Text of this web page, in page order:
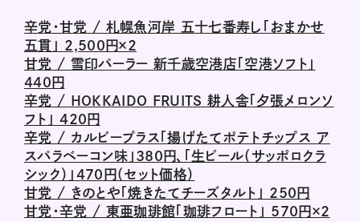
辛党・甘党 / 札幌魚河岸 五十七番寿し「おまかせ
五貫」 2,500円×２
甘党 / 雪印パーラー 新千歳空港店「空港ソフト」
440円
辛党 / HOKKAIDO FRUITS 耕人舎「夕張メロンソ
フト」 420円
辛党 / カルビープラス「揚げたてポテトチップス ア
スパラベーコン味」380円、「生ビール（サッポロクラ
シック）」470円（セット価格）
甘党 / きのとや「焼きたてチーズタルト」 250円
甘党・辛党 / 東亜珈琲館「珈琲フロート」 570円×２